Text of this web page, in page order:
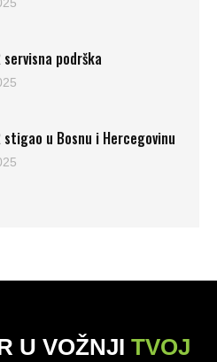
servisna podrška
stigao u Bosnu i Hercegovinu
U VOŽNJI TVOJ